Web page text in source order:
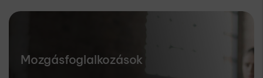
Mozgásfoglalkozások